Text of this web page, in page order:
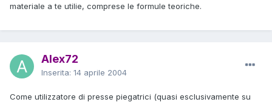
materiale a te utilie, comprese le formule teoriche.
Alex72
Inserita: 14 aprile 2004
Come utilizzatore di presse piegatrici (quasi esclusivamente su